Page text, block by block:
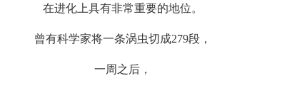
在进化上具有非常重要的地位。
曾有科学家将一条涡虫切成279段，
一周之后，